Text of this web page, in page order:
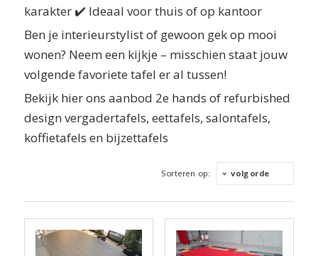
karakter✔️ Ideaal voor thuis of op kantoor
Ben je interieurstylist of gewoon gek op mooi
wonen? Neem een kijkje – misschien staat jouw
volgende favoriete tafel er al tussen!
Bekijk hier ons aanbod 2e hands of refurbished
design vergadertafels, eettafels, salontafels,
koffietafels en bijzettafels
Sorteren op: volgorde